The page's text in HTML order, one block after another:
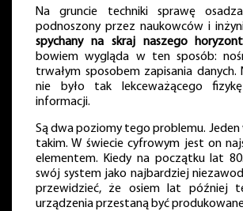
Na gruncie techniki sprawę
podnoszony przez naukowców i
spychany na skraj naszego
bowiem wygląda w ten sposób:
trwałym sposobem zapisania
nie było tak lekceważącego
informacji.
Są dwa poziomy tego problemu. Jeden
takim. W świecie cyfrowym jest on
elementem. Kiedy na początku lat
swój system jako najbardziej
przewidzieć, że osiem lat później
urządzenia przestaną być